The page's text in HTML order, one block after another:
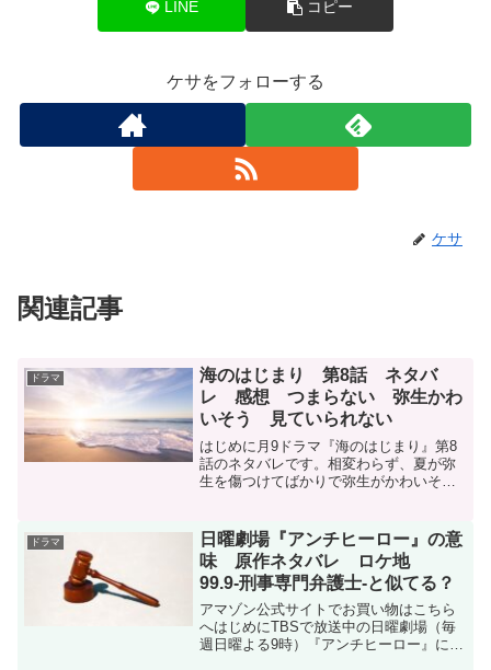
LINE コピー
ケサをフォローする
ケサ
関連記事
ドラマ
海のはじまり 第8話 ネタバ
レ 感想 つまらない 弥生かわ
いそう 見ていられない
はじめに月9ドラマ『海のはじまり』第8
話のネタバレです。相変わらず、夏が弥
生を傷つけてばかりで弥生がかわいそう
フィルムカメラは父親の趣味だと思って
た。ゆき子からそう聞...
ドラマ
日曜劇場『アンチヒーロー』の意
味 原作ネタバレ ロケ地
99.9-刑事専門弁護士-と似てる？
アマゾン公式サイトでお買い物はこちら
へはじめにTBSで放送中の日曜劇場（毎
週日曜よる9時）『アンチヒーロー』につ